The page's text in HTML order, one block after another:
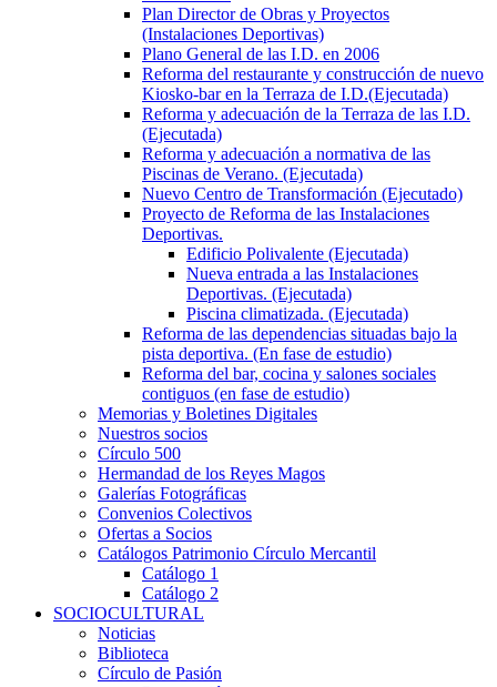
Plan Director de Obras y Proyectos
(Instalaciones Deportivas)
Plano General de las I.D. en 2006
Reforma del restaurante y construcción de nuevo
Kiosko-bar en la Terraza de I.D.(Ejecutada)
Reforma y adecuación de la Terraza de las I.D.
(Ejecutada)
Reforma y adecuación a normativa de las
Piscinas de Verano. (Ejecutada)
Nuevo Centro de Transformación (Ejecutado)
Proyecto de Reforma de las Instalaciones
Deportivas.
Edificio Polivalente (Ejecutada)
Nueva entrada a las Instalaciones
Deportivas. (Ejecutada)
Piscina climatizada. (Ejecutada)
Reforma de las dependencias situadas bajo la
pista deportiva. (En fase de estudio)
Reforma del bar, cocina y salones sociales
contiguos (en fase de estudio)
Memorias y Boletines Digitales
Nuestros socios
Círculo 500
Hermandad de los Reyes Magos
Galerías Fotográficas
Convenios Colectivos
Ofertas a Socios
Catálogos Patrimonio Círculo Mercantil
Catálogo 1
Catálogo 2
SOCIOCULTURAL
Noticias
Biblioteca
Círculo de Pasión